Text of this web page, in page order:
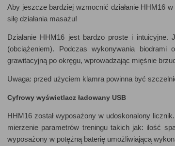
Aby jeszcze bardziej wzmocnić działanie HHM16
siłę działania masażu!
Działanie HHM16 jest bardzo proste i intuicyjne.
(obciążeniem). Podczas wykonywania biodrami
grawitacyjną po okręgu, wprowadzając mięśnie
Uwaga: przed użyciem klamra powinna być
Cyfrowy wyświetlacz ładowany USB
HHM16 został wyposażony w udoskonalony
mierzenie parametrów treningu takich jak: ilość
wyposażony w potężną baterię umożliwiającą